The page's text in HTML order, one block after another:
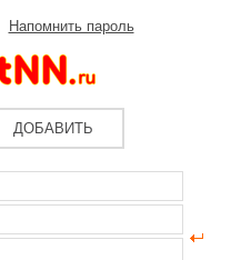
Напомнить пароль
ДОБАВИТЬ